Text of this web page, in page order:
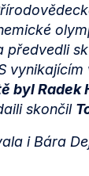
vynikajícím
byl Radek
skončil
i Bára